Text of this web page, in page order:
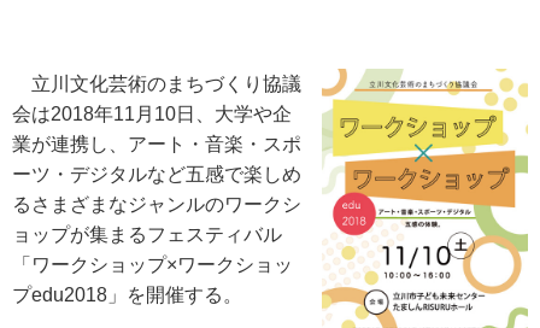
立川文化芸術のまちづくり協議
会は2018年11月10日、大学や企
業が連携し、アート・音楽・スポ
ーツ・デジタルなど五感で楽しめ
るさまざまなジャンルのワークシ
ョップが集まるフェスティバル
「ワークショップ×ワークショッ
プedu2018」を開催する。